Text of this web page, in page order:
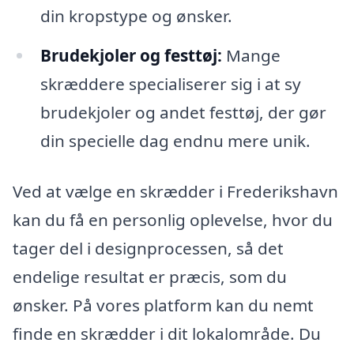
din kropstype og ønsker.
Brudekjoler og festtøj: Mange
skræddere specialiserer sig i at sy
brudekjoler og andet festtøj, der gør
din specielle dag endnu mere unik.
Ved at vælge en skrædder i Frederikshavn
kan du få en personlig oplevelse, hvor du
tager del i designprocessen, så det
endelige resultat er præcis, som du
ønsker. På vores platform kan du nemt
finde en skrædder i dit lokalområde. Du